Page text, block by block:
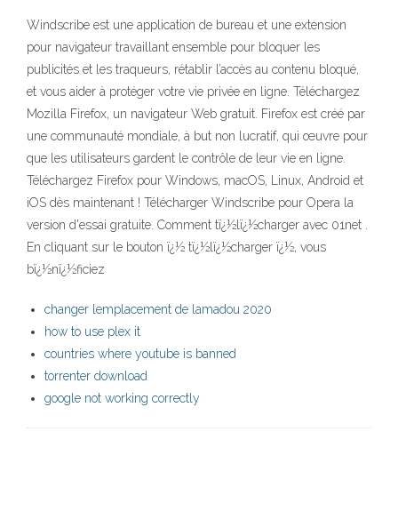
Windscribe est une application de bureau et une extension
pour navigateur travaillant ensemble pour bloquer les
publicités et les traqueurs, rétablir l’accès au contenu bloqué,
et vous aider à protéger votre vie privée en ligne. Téléchargez
Mozilla Firefox, un navigateur Web gratuit. Firefox est créé par
une communauté mondiale, à but non lucratif, qui œuvre pour
que les utilisateurs gardent le contrôle de leur vie en ligne.
Téléchargez Firefox pour Windows, macOS, Linux, Android et
iOS dès maintenant ! Télécharger Windscribe pour Opera la
version d'essai gratuite. Comment tï¿½lï¿½charger avec 01net .
En cliquant sur le bouton ï¿½ tï¿½lï¿½charger ï¿½, vous
bï¿½nï¿½ficiez
changer lemplacement de lamadou 2020
how to use plex it
countries where youtube is banned
torrenter download
google not working correctly